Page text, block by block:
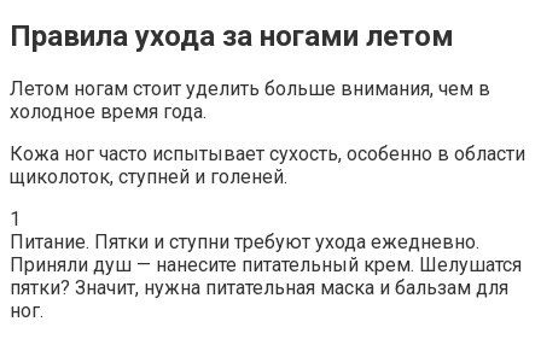
Правила ухода за ногами летом
Летом ногам стоит уделить больше внимания, чем в
холодное время года.
Кожа ног часто испытывает сухость, особенно в области
щиколоток, ступней и голеней.
1
Питание. Пятки и ступни требуют ухода ежедневно.
Приняли душ — нанесите питательный крем. Шелушатся
пятки? Значит, нужна питательная маска и бальзам для
ног.